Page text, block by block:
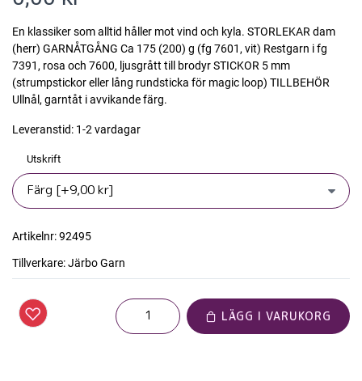
En klassiker som alltid håller mot vind och kyla. STORLEKAR dam
(herr) GARNÅTGÅNG Ca 175 (200) g (fg 7601, vit) Restgarn i fg
7391, rosa och 7600, ljusgrått till brodyr STICKOR 5 mm
(strumpstickor eller lång rundsticka för magic loop) TILLBEHÖR
Ullnål, garntåt i avvikande färg.
Leveranstid: 1-2 vardagar
Utskrift
Artikelnr:92495
Tillverkare:Järbo Garn
LÄGG I VARUKORG